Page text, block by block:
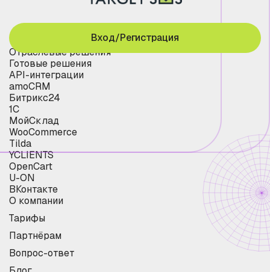
Отраслевые решения
Готовые решения
API-интеграции
amoCRM
Битрикс24
1С
МойСклад
WooCommerce
Tilda
YCLIENTS
OpenCart
U-ON
ВКонтакте
О компании
Тарифы
Партнёрам
Вопрос-ответ
Вход/Регистрация